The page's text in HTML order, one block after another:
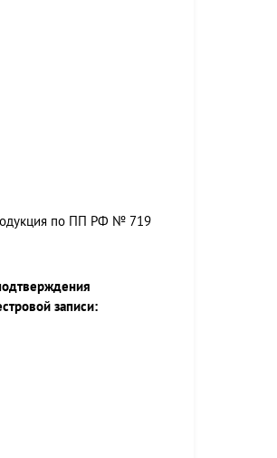
по ПП РФ № 719
записи: